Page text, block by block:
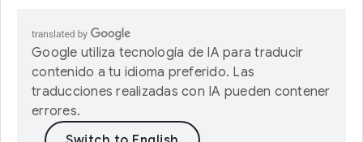
Google utiliza tecnología de IA para traducir
contenido a tu idioma preferido. Las
traducciones realizadas con IA pueden contener
errores.